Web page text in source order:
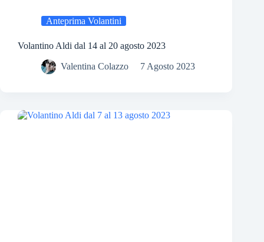
Anteprima Volantini
Volantino Aldi dal 14 al 20 agosto 2023
Valentina Colazzo 7 Agosto 2023